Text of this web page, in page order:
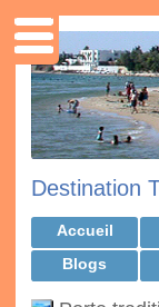
Destination
Accueil
Blogs